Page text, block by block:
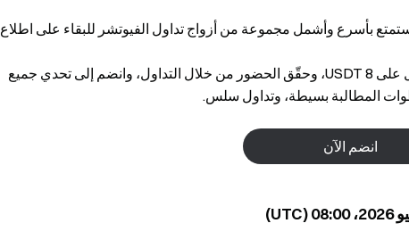
بأسرع وأشمل مجموعة من أزواج تداول الفيوتشر للبقاء على اطلاع
أطلقت Gate توزيعًا مجانيًا لرموز الأسهم. سجّل للحصول على 8 USDT، وحقّق الحضور من خلال التداول، وانضم إلى تحدي جميع
انضم الآن